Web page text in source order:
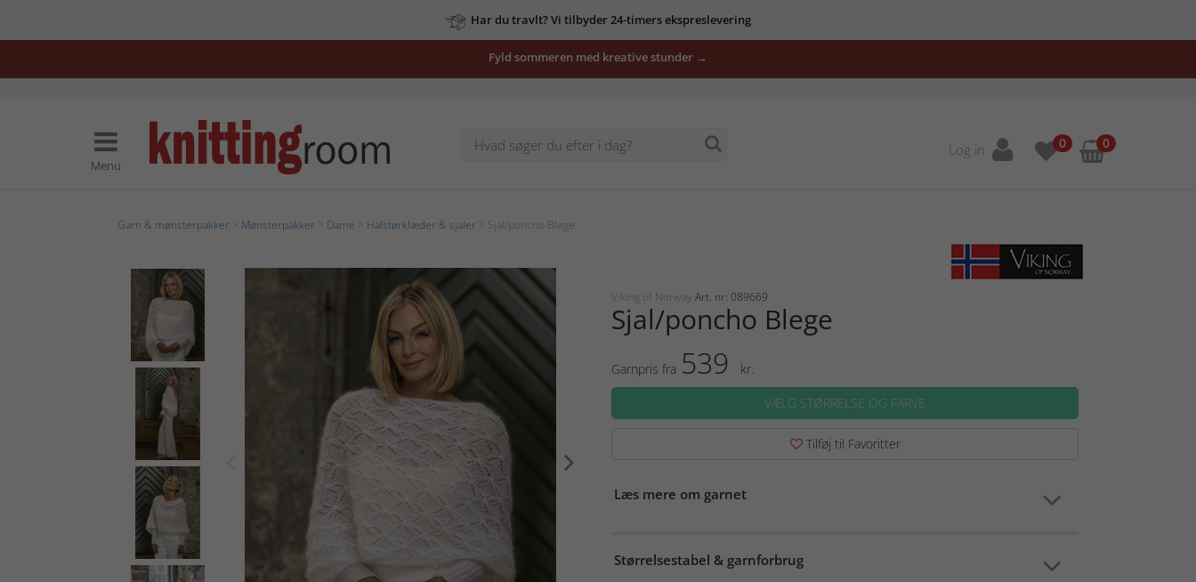
Har du travlt? Vi tilbyder 24-timers ekspreslevering
Fyld sommeren med kreative stunder →
Menu
Log in 0 0
Garn & mønsterpakker Mønsterpakker Dame Halstørklæder & sjaler > Sjal/poncho Blege
Viking of Norway Art. nr: 089669
Sjal/poncho Blege
Garnpris fra 539
kr.
VÆLG STØRRELSE OG FARVE
Tilføj til Favoritter
Læs mere om garnet
Størrelsestabel & garnforbrug